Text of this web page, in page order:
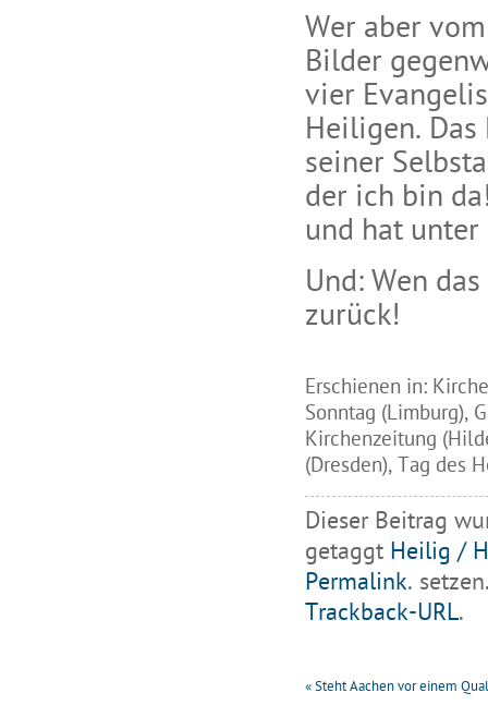
Wer aber
Bilder
vier
Heiligen.
seiner
der ich bin
und hat unter
Und: Wen
zurück!
Erschienen in:
Sonntag (Limburg),
Kirchenzeitung
(Dresden), Tag des
Dieser Beitrag
getaggt Heilig /
Permalink.
Trackback-URL.
«Steht Aachen vor einem